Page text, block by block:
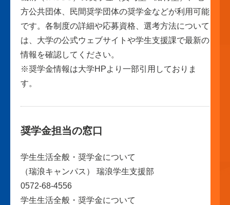
方公共団体、民間奨学団体の奨学金などが利用可能
です。各制度の詳細や応募資格、選考方法について
は、大学の公式ウェブサイトや学生支援課で最新の
情報を確認してください。
※奨学金情報は大学HPより一部引用しておりま
す。
奨学金担当の窓口
学生生活全般・奨学金について
（瑞浪キャンパス） 瑞浪学生支援部
0572-68-4556
学生生活全般・奨学金について